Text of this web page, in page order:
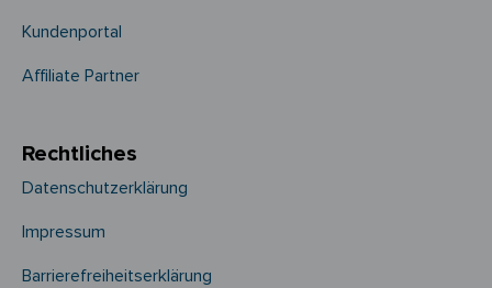
Kundenportal
Affiliate Partner
Rechtliches
Datenschutzerklärung
Impressum
Barrierefreiheitserklärung